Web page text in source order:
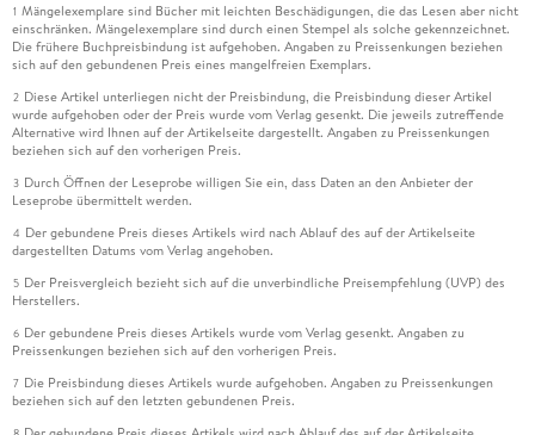
1 Mängelexemplare sind Bücher mit leichten Beschädigungen, die das Lesen aber nicht
einschränken. Mängelexemplare sind durch einen Stempel als solche gekennzeichnet.
Die frühere Buchpreisbindung ist aufgehoben. Angaben zu Preissenkungen beziehen
sich auf den gebundenen Preis eines mangelfreien Exemplars.
2 Diese Artikel unterliegen nicht der Preisbindung, die Preisbindung dieser Artikel
wurde aufgehoben oder der Preis wurde vom Verlag gesenkt. Die jeweils zutreffende
Alternative wird Ihnen auf der Artikelseite dargestellt. Angaben zu Preissenkungen
beziehen sich auf den vorherigen Preis.
3 Durch Öffnen der Leseprobe willigen Sie ein, dass Daten an den Anbieter der
Leseprobe übermittelt werden.
4 Der gebundene Preis dieses Artikels wird nach Ablauf des auf der Artikelseite
dargestellten Datums vom Verlag angehoben.
5 Der Preisvergleich bezieht sich auf die unverbindliche Preisempfehlung (UVP) des
Herstellers.
6 Der gebundene Preis dieses Artikels wurde vom Verlag gesenkt. Angaben zu
Preissenkungen beziehen sich auf den vorherigen Preis.
7 Die Preisbindung dieses Artikels wurde aufgehoben. Angaben zu Preissenkungen
beziehen sich auf den letzten gebundenen Preis.